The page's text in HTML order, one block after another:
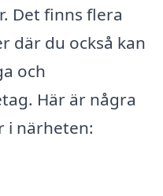
Det finns flera
där du också kan
och
Här är några
i närheten: